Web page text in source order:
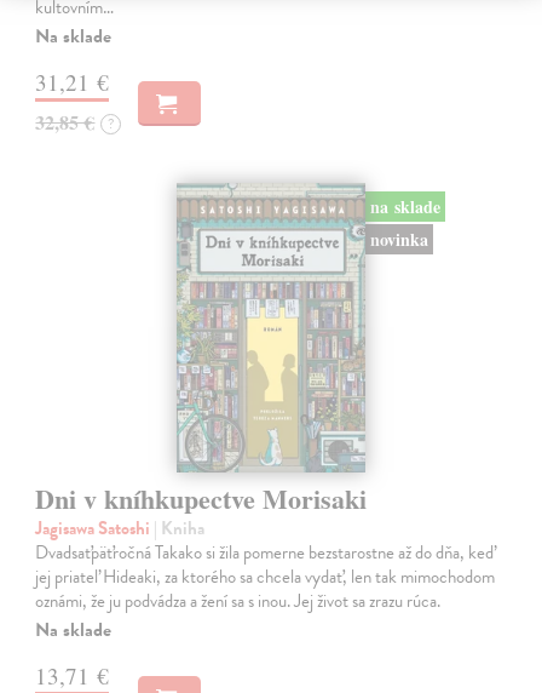
kultovním…
Na sklade
31,21 €
32,85 € ?
na sklade
novinka
Dni v kníhkupectve Morisaki
Jagisawa Satoshi | Kniha
Dvadsaťpäťročná Takako si žila pomerne bezstarostne až do dňa, keď
jej priateľ Hideaki, za ktorého sa chcela vydať, len tak mimochodom
oznámi, že ju podvádza a žení sa s inou. Jej život sa zrazu rúca.
Na sklade
13,71 €